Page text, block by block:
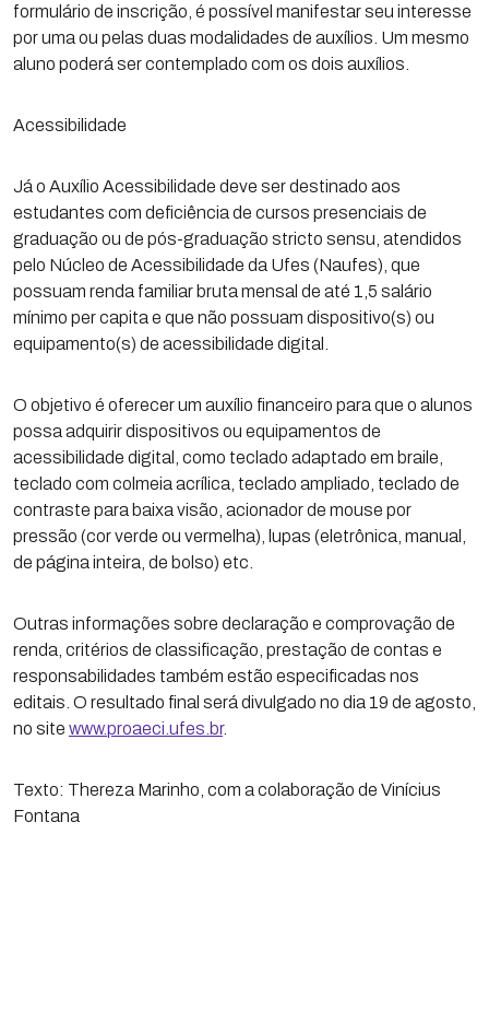
formulário de inscrição, é possível manifestar seu interesse
por uma ou pelas duas modalidades de auxílios. Um mesmo
aluno poderá ser contemplado com os dois auxílios.
Acessibilidade
Já o Auxílio Acessibilidade deve ser destinado aos
estudantes com deficiência de cursos presenciais de
graduação ou de pós-graduação stricto sensu, atendidos
pelo Núcleo de Acessibilidade da Ufes (Naufes), que
possuam renda familiar bruta mensal de até 1,5 salário
mínimo per capita e que não possuam dispositivo(s) ou
equipamento(s) de acessibilidade digital.
O objetivo é oferecer um auxílio financeiro para que o alunos
possa adquirir dispositivos ou equipamentos de
acessibilidade digital, como teclado adaptado em braile,
teclado com colmeia acrílica, teclado ampliado, teclado de
contraste para baixa visão, acionador de mouse por
pressão (cor verde ou vermelha), lupas (eletrônica, manual,
de página inteira, de bolso) etc.
Outras informações sobre declaração e comprovação de
renda, critérios de classificação, prestação de contas e
responsabilidades também estão especificadas nos
editais. O resultado final será divulgado no dia 19 de agosto,
no site www.proaeci.ufes.br.
Texto: Thereza Marinho, com a colaboração de Vinícius
Fontana